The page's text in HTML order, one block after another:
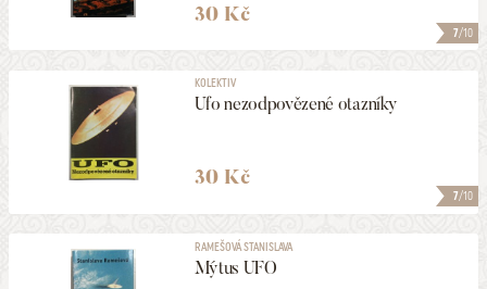
7/10
30 Kč
7/10
KOLEKTIV
Ufo nezodpovězené otazníky
30 Kč
RAMEŠOVÁ STANISLAVA
Mýtus UFO